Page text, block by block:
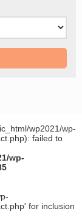
wp2021/wp-
failed to
wp-
for inclusion